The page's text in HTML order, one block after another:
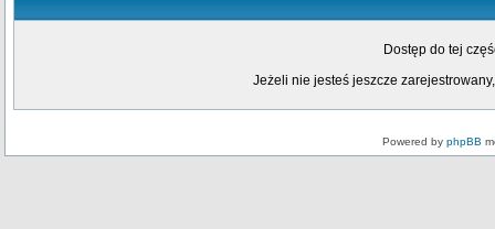
Dostęp do tej
Jeżeli nie jesteś jeszcze
Powered by phpBB